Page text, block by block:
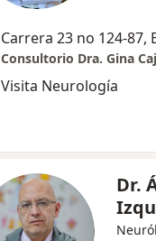
Carrera 23 no 124-87,
Consultorio Dra. Gina
Visita Neurología
Dr.